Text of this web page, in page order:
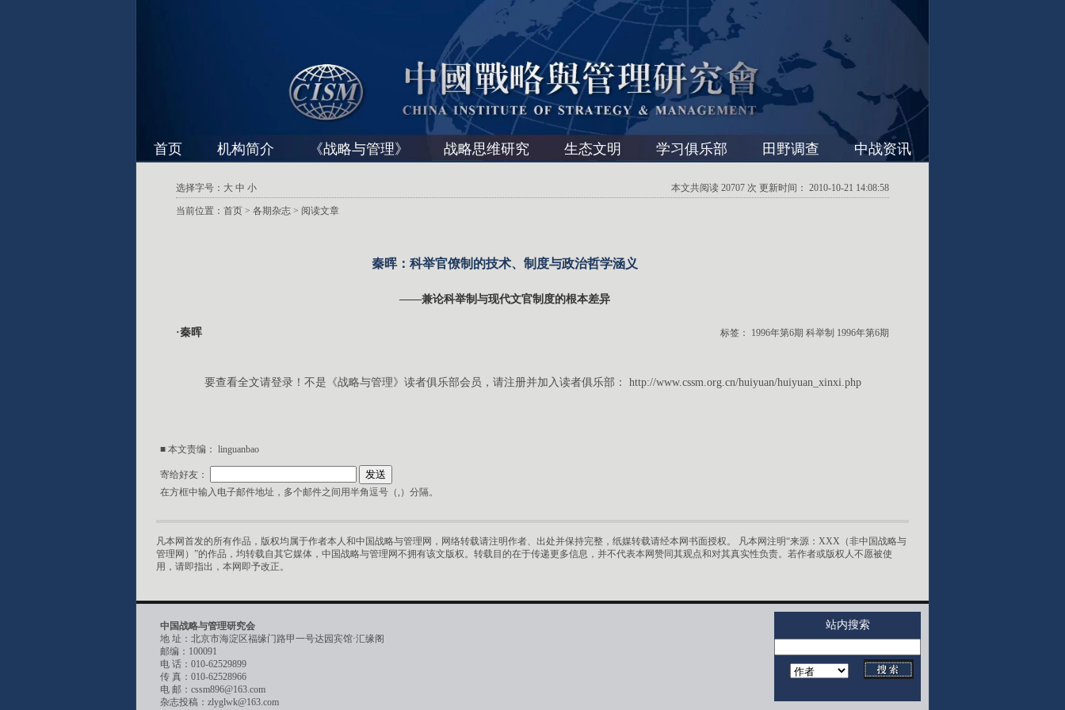
首页 机构简介 《战略与管理》 战略思维研究 生态文明 学习俱乐部 田野调查 中战资讯
选择字号： 大 中 小 本文共阅读 20707 次 更新时间： 2010-10-21 14:08:58
当前位置： 首页 > 各期杂志 > 阅读文章
秦晖：科举官僚制的技术、制度与政治哲学涵义
——兼论科举制与现代文官制度的根本差异
·秦晖 标签： 1996年第6期 科举制 1996年第6期
要查看全文请登录！不是《战略与管理》读者俱乐部会员，请注册并加入读者俱乐部： http://www.cssm.org.cn/huiyuan/huiyuan_xinxi.php
■ 本文责编： linguanbao
寄给好友：
在方框中输入电子邮件地址，多个邮件之间用半角逗号（,）分隔。
凡本网首发的所有作品，版权均属于作者本人和中国战略与管理网，网络转载请注明作者、出处并保持完整，纸媒转载请经本网书面授权。 凡本网注明“来源：XXX（非中国战略与
管理网）”的作品，均转载自其它媒体，中国战略与管理网不拥有该文版权。转载目的在于传递更多信息，并不代表本网赞同其观点和对其真实性负责。若作者或版权人不愿被使
用，请即指出，本网即予改正。
中国战略与管理研究会
地 址：北京市海淀区福缘门路甲一号达园宾馆·汇缘阁
邮编：100091
电 话：010-62529899
传 真：010-62528966
电 邮：cssm896@163.com
杂志投稿：zlyglwk@163.com
站内搜索